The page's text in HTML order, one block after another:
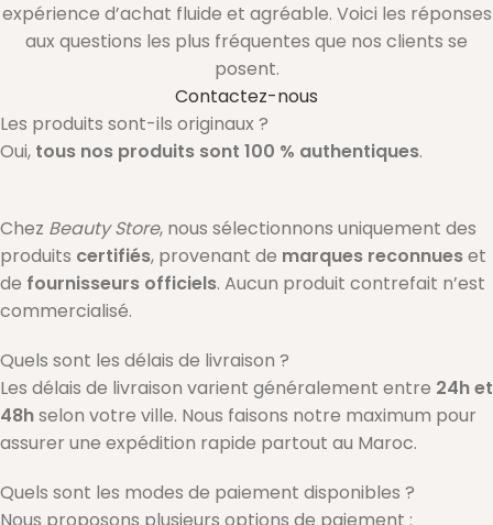
expérience d’achat fluide et agréable. Voici les réponses
aux questions les plus fréquentes que nos clients se
posent.
Contactez-nous
Les produits sont-ils originaux ?
Oui, tous nos produits sont 100 % authentiques.
Chez Beauty Store, nous sélectionnons uniquement des
produits certifiés, provenant de marques reconnueset
de fournisseurs officiels. Aucun produit contrefait n’est
commercialisé.
Quels sont les délais de livraison ?
Les délais de livraison varient généralement entre 24h et
48hselon votre ville. Nous faisons notre maximum pour
assurer une expédition rapide partout au Maroc.
Quels sont les modes de paiement disponibles ?